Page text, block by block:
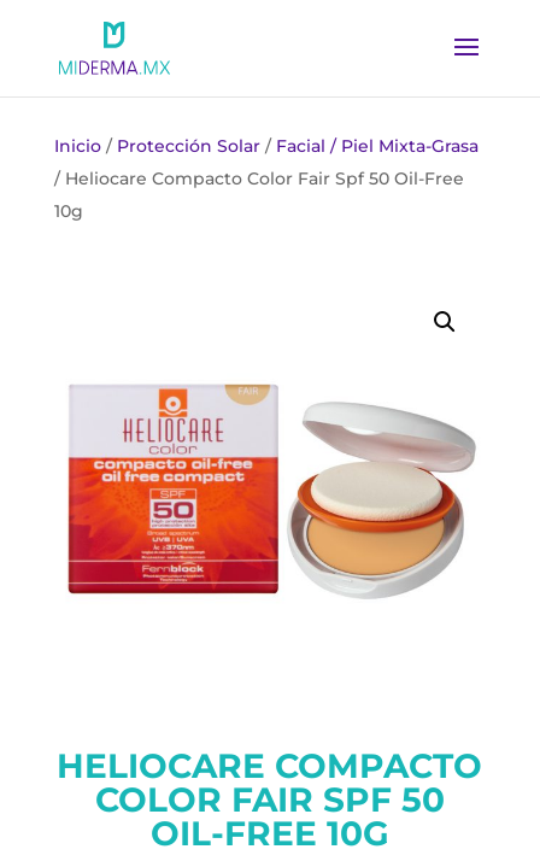
Inicio/ Protección Solar/ Facial / Piel Mixta-Grasa
/ Heliocare Compacto Color Fair Spf 50 Oil-Free
10g
HELIOCARE COMPACTO
COLOR FAIR SPF 50
OIL-FREE 10G